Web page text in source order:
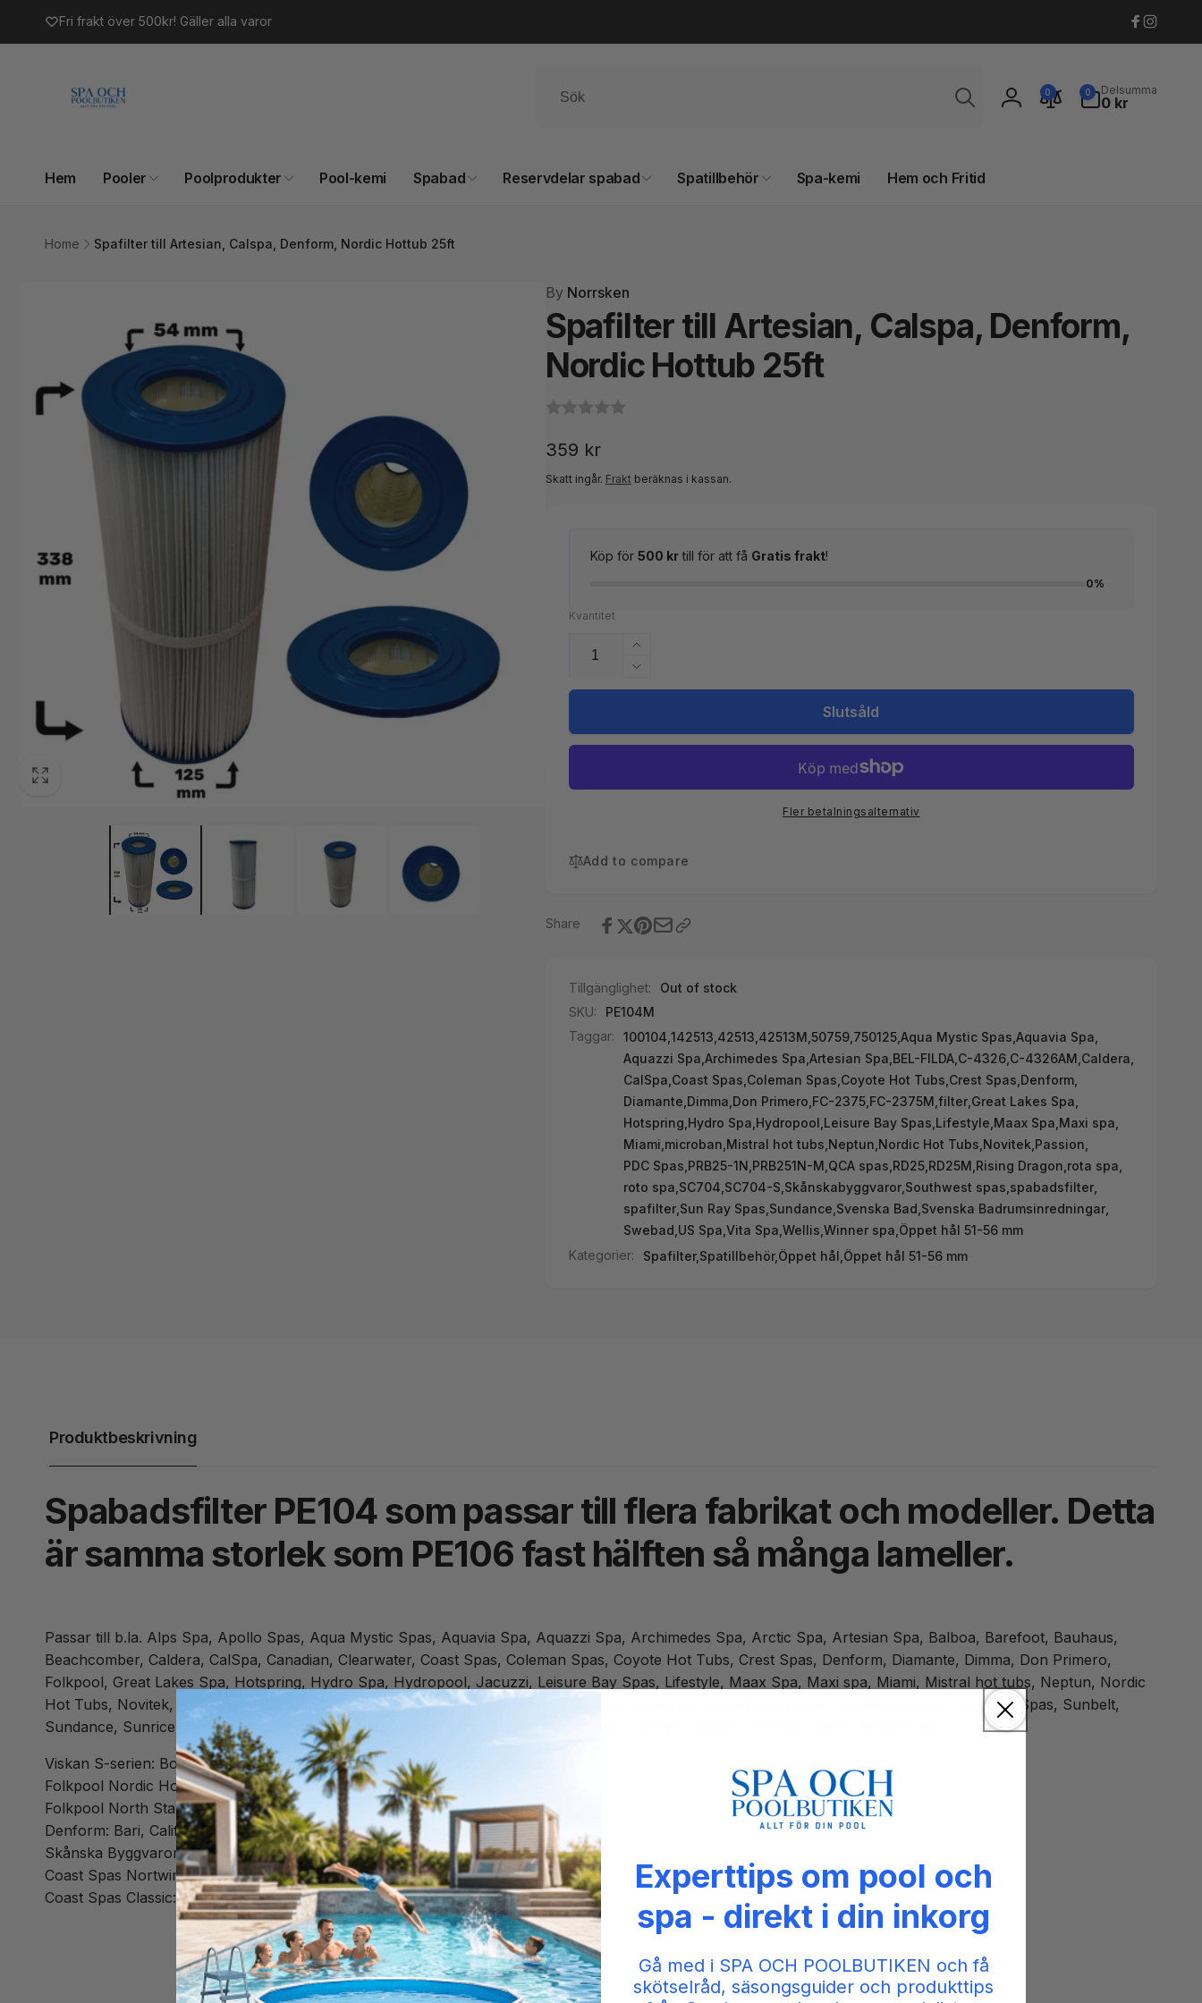
innehåll
Fri frakt över 500kr! Gäller alla varor
Facebook
Logga
0 0
artiklar
Delsumma
0 kr
Hem Pooler Poolprodukter Pool-kemi Spabad Reservdelar spabad Spatillbehör Spa-kemi Hem och Fritid
Home Spafilter till Artesian, Calspa, Denform, Nordic Hottub 25ft
ByNorrsken
Spafilter till Artesian, Calspa, Denform,
Nordic Hottub 25ft
Ordinarie
pris
359 kr
Skatt ingår. Fraktberäknas i kassan.
Köp för 500 krtill för att få Gratis frakt!
0%
Kvantitet
Öka
kvantitet
för
Artesian,
Minska
kvantitet
Spafilter
till
Calspa,
25ft
Slutsåld
Fler betalningsalternativ
Add to compare
Share
Tillgänglighet:
Out of stock
SKU:
PE104M
Taggar:
100104 142513 42513 42513M 50759, 750125, Aqua Mystic Spas Aquavia Spa
Aquazzi Spa Archimedes Spa Artesian Spa BEL-FILDA, C-4326, C-4326AM Caldera
CalSpa Coast Spas Coleman Spas Coyote Hot Tubs Crest Spas Denform,
Diamante Dimma Don Primero FC-2375, FC-2375M filter, Great Lakes Spa
Hotspring Hydro Spa Hydropool Leisure Bay Spas Lifestyle Maax Spa Maxi spa
Miami microban Mistral hot tubs Neptun Nordic Hot Tubs Novitek Passion
PDC Spas PRB25-1N PRB251N-M QCA spas RD25, RD25M Rising Dragon rota spa
roto spa SC704 SC704-S Skånskabyggvaror, Southwest spas spabadsfilter,
spafilter, Sun Ray Spas Sundance Svenska Bad Svenska Badrumsinredningar,
Swebad US Spa Vita Spa Wellis Winner spa Öppet hål 51-56 mm
Kategorier:
Spafilter, Spatillbehör, Öppet hål, Öppet hål 51-56 mm
Produktbeskrivning
Spabadsfilter PE104 som passar till flera fabrikat och modeller. Detta
är samma storlek som PE106 fast hälften så många lameller.
Passar till b.la. Alps Spa, Apollo Spas, Aqua Mystic Spas, Aquavia Spa, Aquazzi Spa, Archimedes Spa, Arctic Spa, Artesian Spa, Balboa, Barefoot, Bauhaus,
Beachcomber, Caldera, CalSpa, Canadian, Clearwater, Coast Spas, Coleman Spas, Coyote Hot Tubs, Crest Spas, Denform, Diamante, Dimma, Don Primero,
Folkpool, Great Lakes Spa, Hotspring, Hydro Spa, Hydropool, Jacuzzi, Leisure Bay Spas, Lifestyle, Maax Spa, Maxi spa, Miami, Mistral hot tubs, Neptun, Nordic
Hot Tubs, Novitek, Passion, PDC Spas, QCA spas, Rising Dragon, rota spa, roto spa, Signature, Skånskabyggvaror, Southwest spas, Sun Ray Spas, Sunbelt,
Sundance, Sunrice, Svenska Bad, Svenska Badrumsinredningar, Swebad, Trademax, US Spa, Viskan, Vita Spa, Wellis, Winner spa
Viskan S-serien: Bokö, Donsö, Lärkö, Lovö, Rönnö, Saltö, Sandö, Stjärnö, Trollö
Folkpool Nordic Hot Tub: Crown II, Crown XL, Escape, Impulse DP, Warrior XL
Folkpool North Star: Delite, Pure, Relax
Denform: Bari, California, Hawaii, Modell52, Modell 61, Rimini
Skånska Byggvaror: Antares, Castor, Orion, Polaris, Pollux, Spica
Coast Spas Nortwind: Freedom, Helios, Vantage, Zenith
Coast Spas Classic: Apex 50, Element 30, Seabreeze
Experttips om pool och
spa - direkt i din inkorg
Gå med i SPA OCH POOLBUTIKEN och få
skötselråd, säsongsguider och produkttips